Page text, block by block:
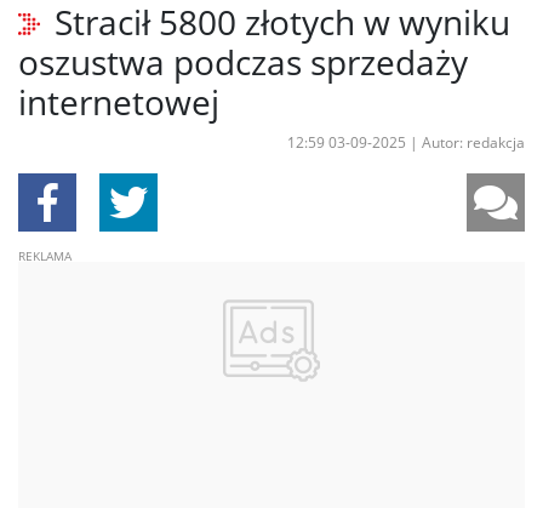
Stracił 5800 złotych w wyniku
oszustwa podczas sprzedaży
internetowej
12:59 03-09-2025 | Autor: redakcja